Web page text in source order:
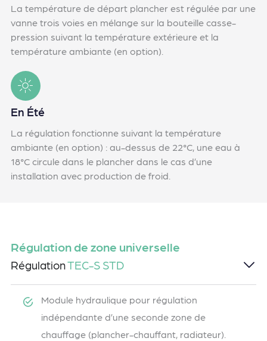
La température de départ plancher est régulée par une
vanne trois voies en mélange sur la bouteille casse-
pression suivant la température extérieure et la
température ambiante (en option).
En Été
La régulation fonctionne suivant la température
ambiante (en option) : au-dessus de 22°C, une eau à
18°C circule dans le plancher dans le cas d’une
installation avec production de froid.
Régulation de zone universelle
RégulationTEC-S STD
Module hydraulique pour régulation
indépendante d’une seconde zone de
chauffage (plancher-chauffant, radiateur).